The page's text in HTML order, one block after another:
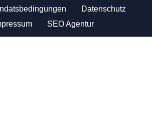
Datenschutz
SEO Agentur